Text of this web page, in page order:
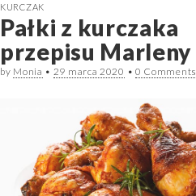
KURCZAK
Pałki z kurczaka
przepisu Marleny
by Monia • 29 marca 2020 • 0 Comments